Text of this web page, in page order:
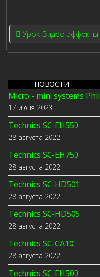
Previous article: Урок
Урок Видео эффекты
НОВОСТИ
Micro - mini systems
17 июня 2023
Technics SC-EH550
28 августа 2022
Technics SC-EH750
28 августа 2022
Technics SC-HD501
28 августа 2022
Technics SC-HD505
28 августа 2022
Technics SC-CA10
28 августа 2022
Technics SC-EH500